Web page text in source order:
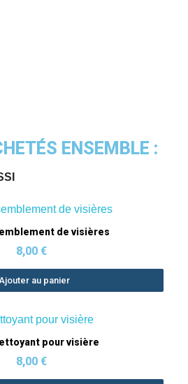
ENSEMBLE :
Aperçu rapidede visières
8,00 €
Ajouter au panier
Aperçu rapidepour visière
8,00 €